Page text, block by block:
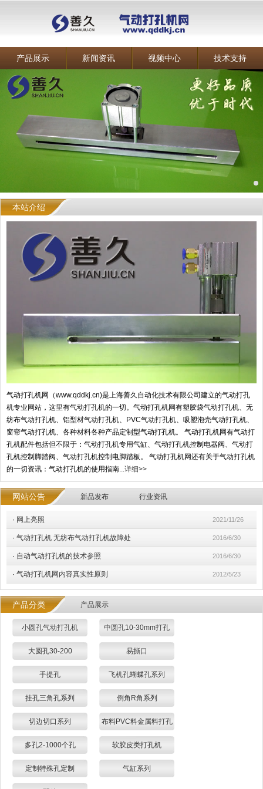
产品展示 新闻资讯 视频中心 技术支持
本站介绍
气动打孔机网（www.qddkj.cn)是上海善久自动化技术有限公司建立的气动打孔
机专业网站，这里有气动打孔机的一切。气动打孔机网有塑胶袋气动打孔机、无
纺布气动打孔机、铝型材气动打孔机、PVC气动打孔机、吸塑泡壳气动打孔机、
窗帘气动打孔机、各种材料各种产品定制型气动打孔机。 气动打孔机网有气动打
孔机配件包括但不限于：气动打孔机专用气缸、气动打孔机控制电器阀、气动打
孔机控制脚踏阀、气动打孔机控制电脚踏板。 气动打孔机网还有关于气动打孔机
的一切资讯：气动打孔机的使用指南...详细>>
网站公告 新品发布 行业资讯
· 网上亮照 2021/11/26
· 气动打孔机 无纺布气动打孔机故障处 2016/6/30
· 自动气动打孔机的技术参照 2016/6/30
· 气动打孔机网内容真实性原则 2012/5/23
产品分类 产品展示
小圆孔气动打孔机 中圆孔10-30mm打孔
大圆孔30-200 易撕口
手提孔 飞机孔蝴蝶孔系列
挂孔三角孔系列 倒角R角系列
切边切口系列 布料PVC料金属料打孔
多孔2-1000个孔 软胶皮类打孔机
定制特殊孔定制 气缸系列